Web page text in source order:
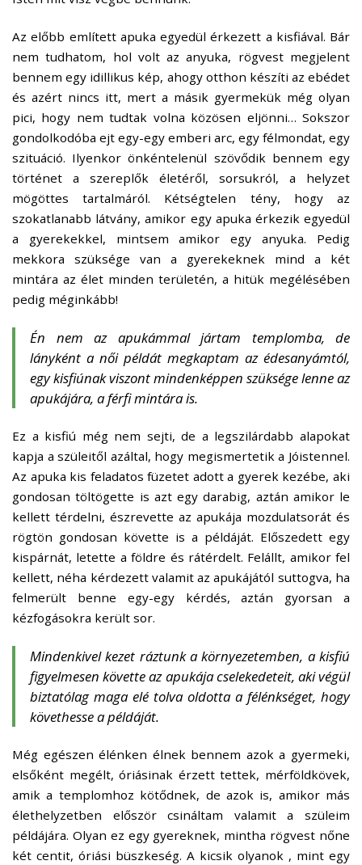
Az előbb említett apuka egyedül érkezett a kisfiával. Bár
nem tudhatom, hol volt az anyuka, rögvest megjelent
bennem egy idillikus kép, ahogy otthon készíti az ebédet
és azért nincs itt, mert a másik gyermekük még olyan
pici, hogy nem tudtak volna közösen eljönni… Sokszor
gondolkodóba ejt egy-egy emberi arc, egy félmondat, egy
szituáció. Ilyenkor önkéntelenül szövődik bennem egy
történet a szereplők életéről, sorsukról, a helyzet
mögöttes tartalmáról. Kétségtelen tény, hogy az
szokatlanabb látvány, amikor egy apuka érkezik egyedül
a gyerekekkel, mintsem amikor egy anyuka. Pedig
mekkora szüksége van a gyerekeknek mind a két
mintára az élet minden területén, a hitük megélésében
pedig méginkább!
Én nem az apukámmal jártam templomba, de
lányként a női példát megkaptam az édesanyámtól,
egy kisfiúnak viszont mindenképpen szüksége lenne az
apukájára, a férfi mintára is.
Ez a kisfiú még nem sejti, de a legszilárdabb alapokat
kapja a szüleitől azáltal, hogy megismertetik a Jóistennel.
Az apuka kis feladatos füzetet adott a gyerek kezébe, aki
gondosan töltögette is azt egy darabig, aztán amikor le
kellett térdelni, észrevette az apukája mozdulatsorát és
rögtön gondosan követte is a példáját. Előszedett egy
kispárnát, letette a földre és rátérdelt. Felállt, amikor fel
kellett, néha kérdezett valamit az apukájától suttogva, ha
felmerült benne egy-egy kérdés, aztán gyorsan a
kézfogásokra került sor.
Mindenkivel kezet ráztunk a környezetemben, a kisfiú
figyelmesen követte az apukája cselekedeteit, aki végül
biztatólag maga elé tolva oldotta a félénkséget, hogy
követhesse a példáját.
Még egészen élénken élnek bennem azok a gyermeki,
elsőként megélt, óriásinak érzett tettek, mérföldkövek,
amik a templomhoz kötődnek, de azok is, amikor más
élethelyzetben először csináltam valamit a szüleim
példájára. Olyan ez egy gyereknek, mintha rögvest nőne
két centit, óriási büszkeség. A kicsik olyanok , mint egy